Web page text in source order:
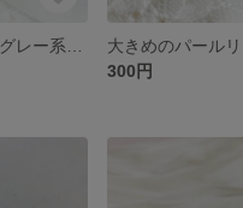
大きめのパール
300円